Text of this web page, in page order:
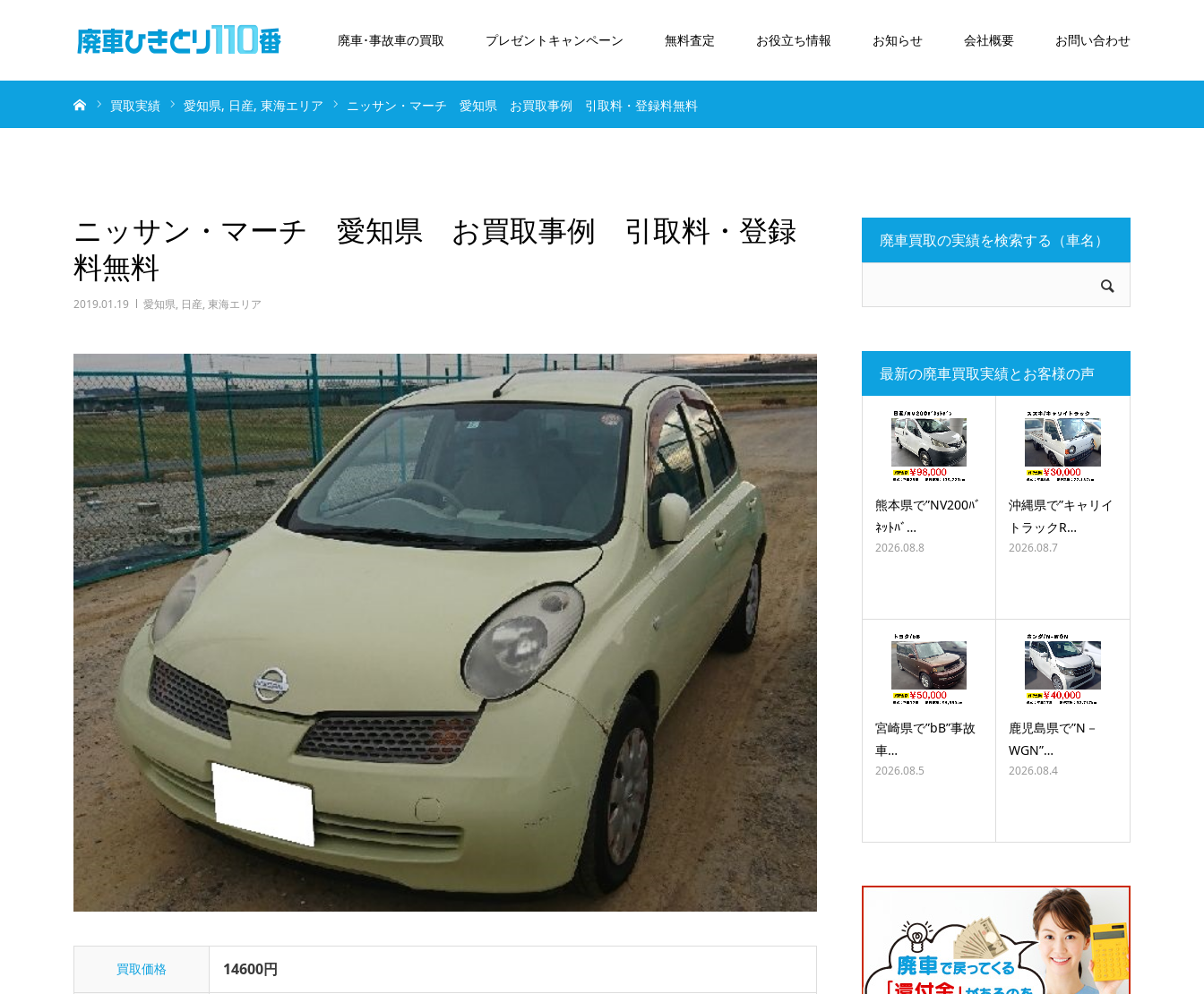
廃車･事故車の買取 プレゼントキャンペーン 無料査定 お役立ち情報 お知らせ 会社概要 お問い合わせ
買取実績 愛知県 日産 東海エリア ニッサン・マーチ 愛知県 お買取事例 引取料・登録料無料
ニッサン・マーチ 愛知県 お買取事例 引取料・登録
料無料
2019.01.19 愛知県, 日産, 東海エリア
買取価格 14600円
廃車買取の実績を検索する（車名）
最新の廃車買取実績とお客様の声
熊本県で”NV200ﾊﾞ
ﾈｯﾄﾊﾞ…
2026.08.8
沖縄県で”キャリイ
トラックR…
2026.08.7
宮崎県で”bB”事故
車…
2026.08.5
鹿児島県で”N－
WGN”…
2026.08.4